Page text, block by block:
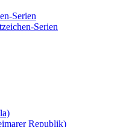
Serien
Serien
Republik)